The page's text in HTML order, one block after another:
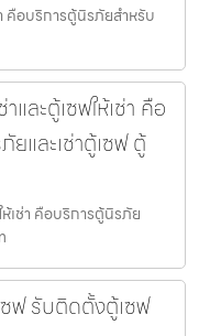
คือบริการตู้นิรภัยสำหรับ
และตู้เซฟให้เช่า คือ
และเช่าตู้เซฟ ตู้
เช่า คือบริการตู้นิรภัย
ฟ รับติดตั้งตู้เซฟ